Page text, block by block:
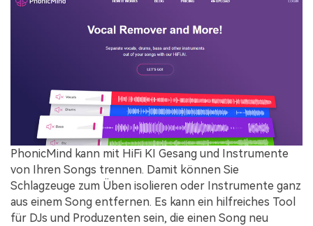
PhonicMind kann mit HiFi KI Gesang und Instrumente
von Ihren Songs trennen. Damit können Sie
Schlagzeuge zum Üben isolieren oder Instrumente ganz
aus einem Song entfernen. Es kann ein hilfreiches Tool
für DJs und Produzenten sein, die einen Song neu